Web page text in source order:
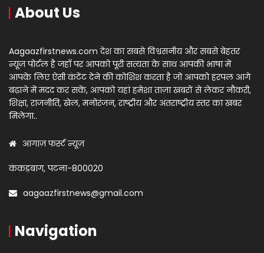
About Us
Aagaazfirstnews.com देश का सबसे विश्वसनीय और सबसे बेहतर
न्यूज़ पोर्टल है जहाँ पर आपको पूरी सत्यता के साथ आपकी भाषा में
आपके लिए ऐसी कंटेंट देने की कोशिश करता है जो आपको हरपल आगे
बढ़ाने में मदद कर सकें, आपको यहां हमेशा ताज़ा खबरों से लेकर नौकरी,
शिक्षा, राजनीति, खेल, मनोरंजन, राष्ट्रीय और अंतराष्ट्रीय स्तर का खबर
मिलेगा..
आगाज़ फर्स्ट न्यूज़
कंकड़बाग, पटना-800020
aagaazfirstnews@gmail.com
Navigation